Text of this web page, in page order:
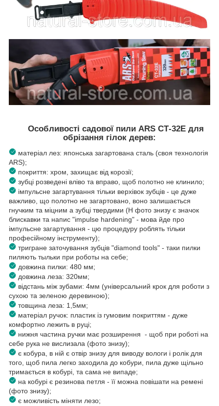
Особливості садової пили ARS СТ-32E для
обрізання гілок дерев:
матеріал лез: японська загартована сталь (своя технологія
ARS);
покриття: хром, захищає від корозії;
зубці розведені вліво та вправо, щоб полотно не клинило;
імпульсне загартування тільки верхівок зубців - це дуже
важливо, що полотно не загартовано, воно залишається
гнучким та міцним а зубці твердими (Н фото знизу є значок
блискавки та напис "impulse hardening" - мова йде про
імпульсне загартування - цю процедуру роблять тільки
професійному інструменту);
тригране заточування зубців "diamond tools" - таки пилки
пиляють тыльки при роботы на себе;
довжина пилки: 480 мм;
довжина леза: 320мм;
відстань між зубами: 4мм (універсальний крок для роботи з
сухою та зеленою деревиною);
товщина леза: 1,5мм;
матеріал ручок: пластик із гумовим покриттям - дуже
комфортно лежить в руці;
нижня частина ручки має розширення - щоб при роботі на
себе рука не вислизала (фото знизу);
є кобура, в ній є отвір знизу для виводу вологи і ролік для
того, щоб пила легко заходила до кобури, пила дуже щільно
тримається в кобурі, та сама не випаде;
на кобурі є резинова петля - її можна повішати на ремені
(фото знизу);
є можливість міняти лезо;